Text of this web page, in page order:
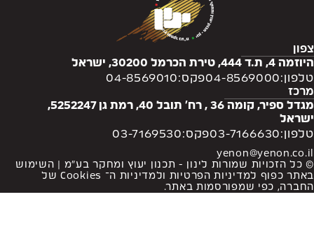
הדמיות
מדידות
מחקר וטכנולוגיה
חו"ל
BRT ונתיבי תחבורה ציבורית
צפון
היוזמה 4, ת.ד 444, טירת הכרמל 30200, ישראל
טלפון:04-8569000פקס:04-8569010
מרכז
מגדל ספיר, קומה 36 , רח' תובל 40, רמת גן 5252247,
ישראל
טלפון:03-7166630פקס:03-7169530
yenon@yenon.co.il
© כל הזכויות שמורות לינון - תכנון יעוץ ומחקר בע”מ | השימוש
באתר כפוף למדיניות הפרטיות ולמדיניות ה־ Cookies
של
החברה, כפי שמפורסמות באתר.